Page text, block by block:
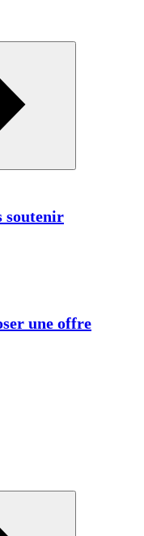
soutenir
une offre